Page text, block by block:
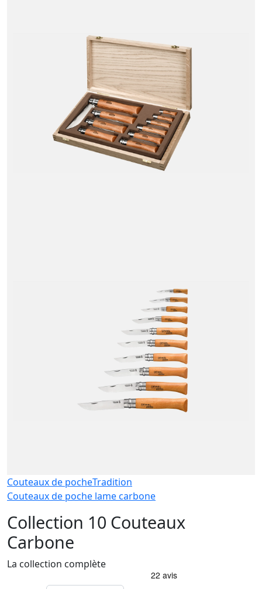
Couteaux de pocheTradition
Couteaux de poche lame carbone
Collection 10 Couteaux
Carbone
La collection complète